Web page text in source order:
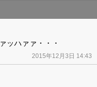
ッハァァ・・・
2015年12月3日 14:43